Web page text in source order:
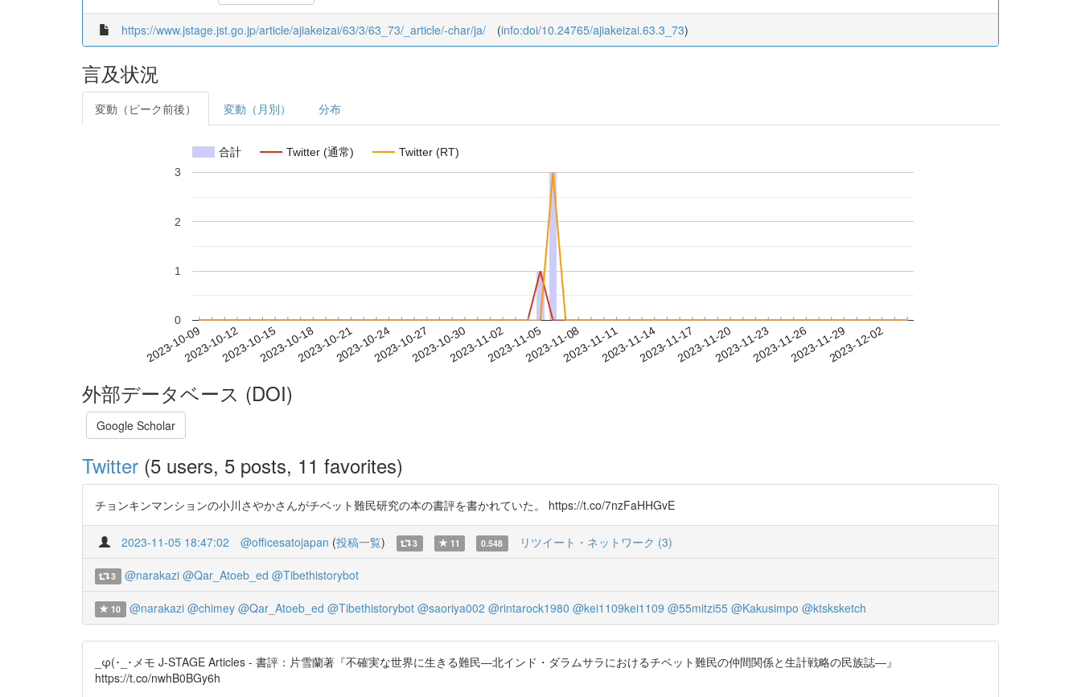
https://www.jstage.jst.go.jp/article/ajiakeizai/63/3/63_73/_article/-char/ja/ (info:doi/10.24765/ajiakeizai.63.3_73)
言及状況
変動（ピーク前後） 変動（月別） 分布
合計 Twitter (通常) Twitter (RT)
2023-10-092023-10-122023-10-152023-10-182023-10-212023-10-242023-10-272023-10-302023-11-022023-11-052023-11-082023-11-112023-11-142023-11-172023-11-202023-11-232023-11-262023-11-292023-12-02
0
1
2
3
外部データベース (DOI)
Google Scholar
Twitter (5 users, 5 posts, 11 favorites)
チョンキンマンションの小川さやかさんがチベット難民研究の本の書評を書かれていた。 https://t.co/7nzFaHHGvE
2023-11-05 18:47:02 @officesatojapan (投稿一覧) 3 11 0.548 リツイート・ネットワーク (3)
3 @narakazi @Qar_Atoeb_ed @Tibethistorybot
10 @narakazi @chimey @Qar_Atoeb_ed @Tibethistorybot @saoriya002 @rintarock1980 @kei1109kei1109 @55mitzi55 @Kakusimpo @ktsksketch
_φ(･_･メモ J-STAGE Articles - 書評：片雪蘭著『不確実な世界に生きる難民―北インド・ダラムサラにおけるチベット難民の仲間関係と生計戦略の民族誌―』
https://t.co/nwhB0BGy6h